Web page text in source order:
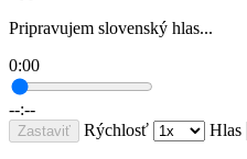
Pripravujem slovenský hlas...
0:00
--:--
Zastaviť Rýchlosť Hlas